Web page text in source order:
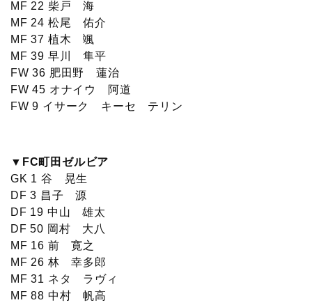
MF 22 柴戸 海
MF 24 松尾 佑介
MF 37 植木 颯
MF 39 早川 隼平
FW 36 肥田野 蓮治
FW 45 オナイウ 阿道
FW 9 イサーク キーセ テリン
▼FC町田ゼルビア
GK 1 谷 晃生
DF 3 昌子 源
DF 19 中山 雄太
DF 50 岡村 大八
MF 16 前 寛之
MF 26 林 幸多郎
MF 31 ネタ ラヴィ
MF 88 中村 帆高